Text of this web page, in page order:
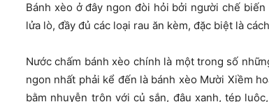
Bánh xèo ở đây ngon đòi hỏi bởi người chế
lửa lò, đầy đủ các loại rau ăn kèm, đặc biệt là
Nước chấm bánh xèo chính là một trong số
ngon nhất phải kể đến là bánh xèo Mười Xiềm
bằm nhuyễn trộn với củ sắn, đậu xanh, tép